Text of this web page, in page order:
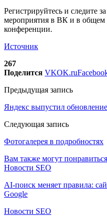
Регистрируйтесь и следите
мероприятия в ВК и в общем
конференции.
Источник
267
Поделится VKOK.ru
Предыдущая запись
Яндекс выпустил
Следующая запись
Фотогалерея в подробностях
Вам также могут понравиться
Новости SEO
AI-поиск меняет правила:
Google
Новости SEO